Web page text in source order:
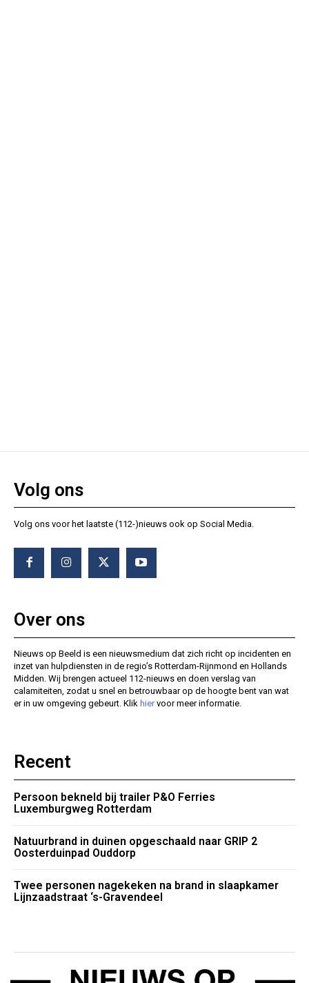
Volg ons
Volg ons voor het laatste (112-)nieuws ook op Social Media.
Over ons
Nieuws op Beeld is een nieuwsmedium dat zich richt op incidenten en
inzet van hulpdiensten in de regio’s Rotterdam-Rijnmond en Hollands
Midden. Wij brengen actueel 112-nieuws en doen verslag van
calamiteiten, zodat u snel en betrouwbaar op de hoogte bent van wat
er in uw omgeving gebeurt. Klik hiervoor meer informatie.
Recent
Persoon bekneld bij trailer P&O Ferries
Luxemburgweg Rotterdam
Natuurbrand in duinen opgeschaald naar GRIP 2
Oosterduinpad Ouddorp
Twee personen nagekeken na brand in slaapkamer
Lijnzaadstraat ‘s-Gravendeel